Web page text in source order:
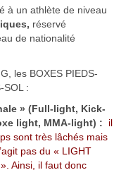
à un athlète de niveau
réservé
de nationalité
les BOXES PIEDS-
SOL :
» (Full-light, Kick-
light, MMA-light) :
il
sont très lâchés mais
pas du « LIGHT
Ainsi, il faut donc